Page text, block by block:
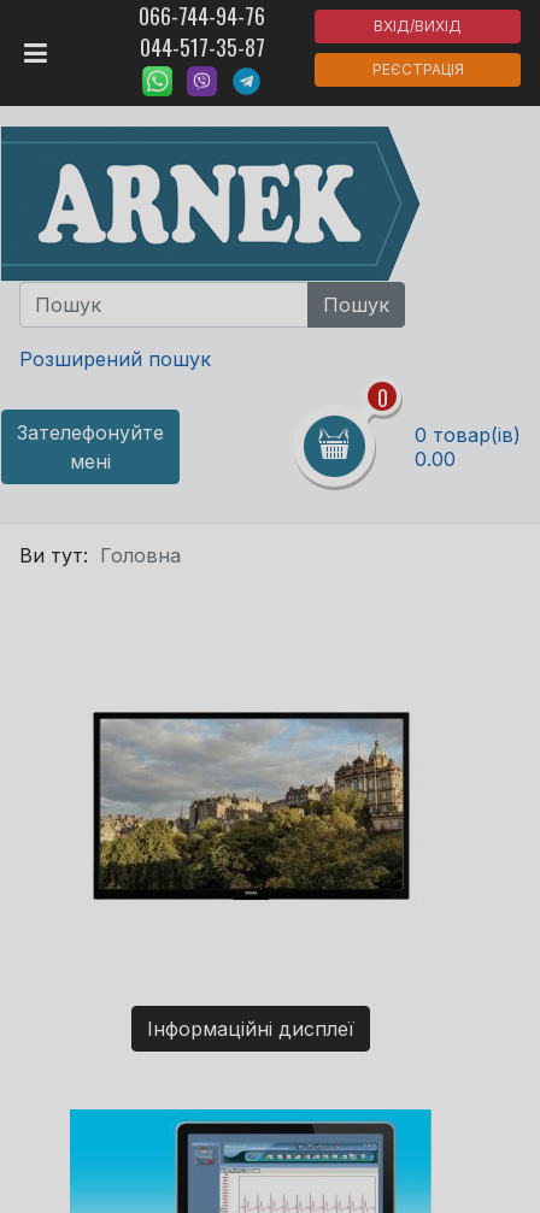
066-744-94-76
044-517-35-87
ВХІД/ВИХІД
РЕЄСТРАЦІЯ
Розширений пошук
Зателефонуйте
мені
0
0 товар(ів)
0.00
Ви тут: Головна
Інформаційні дисплеї